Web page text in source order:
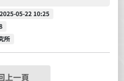
05-22 10:25
所
上一頁